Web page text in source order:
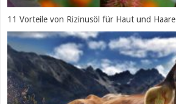
11 Vorteile von Rizinusöl für Haut und Haare